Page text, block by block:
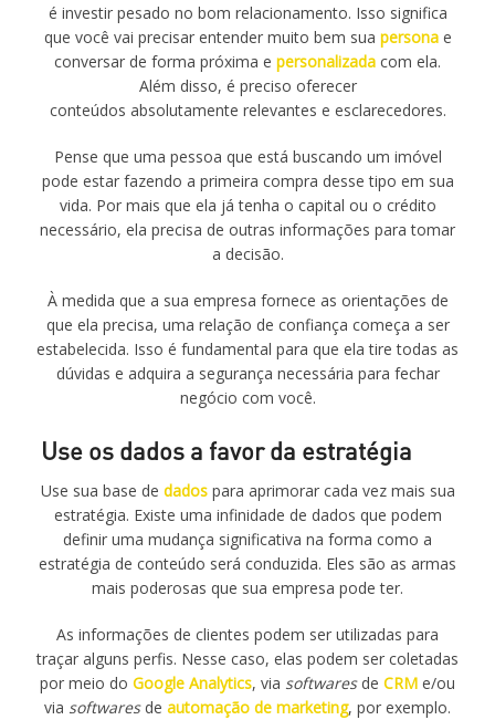
é investir pesado no bom relacionamento. Isso significa
que você vai precisar entender muito bem sua personae
conversar de forma próxima e personalizada com ela.
Além disso, é preciso oferecer
conteúdos absolutamente relevantes e esclarecedores.
Pense que uma pessoa que está buscando um imóvel
pode estar fazendo a primeira compra desse tipo em sua
vida. Por mais que ela já tenha o capital ou o crédito
necessário, ela precisa de outras informações para tomar
a decisão.
À medida que a sua empresa fornece as orientações de
que ela precisa, uma relação de confiança começa a ser
estabelecida. Isso é fundamental para que ela tire todas as
dúvidas e adquira a segurança necessária para fechar
negócio com você.
Use os dados a favor da estratégia
Use sua base de dadospara aprimorar cada vez mais sua
estratégia. Existe uma infinidade de dados que podem
definir uma mudança significativa na forma como a
estratégia de conteúdo será conduzida. Eles são as armas
mais poderosas que sua empresa pode ter.
As informações de clientes podem ser utilizadas para
traçar alguns perfis. Nesse caso, elas podem ser coletadas
por meio do Google Analytics, via softwaresde CRM e/ou
via softwaresde automação de marketing, por exemplo.